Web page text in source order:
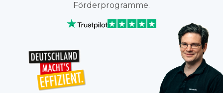
Förderprogramme.